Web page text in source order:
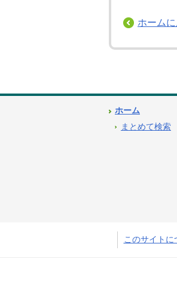
ホーム
ホーム
まとめて検索
このサイトに